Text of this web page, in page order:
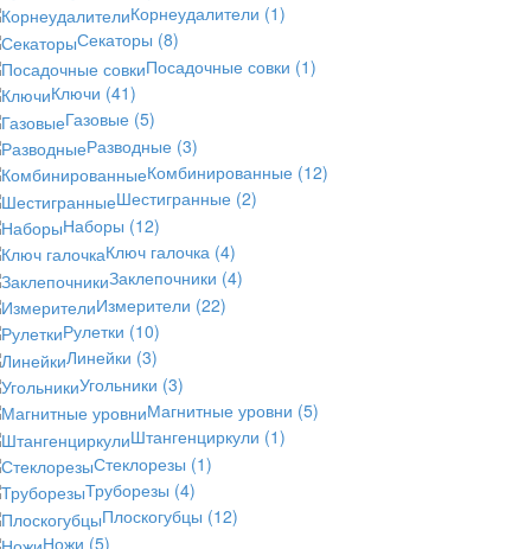
Корнеудалители (1)
Секаторы (8)
Посадочные совки (1)
Ключи (41)
Газовые (5)
Разводные (3)
Комбинированные (12)
Шестигранные (2)
Наборы (12)
Ключ галочка (4)
Заклепочники (4)
Измерители (22)
Рулетки (10)
Линейки (3)
Угольники (3)
Магнитные уровни (5)
Штангенциркули (1)
Стеклорезы (1)
Труборезы (4)
Плоскогубцы (12)
Ножи (5)